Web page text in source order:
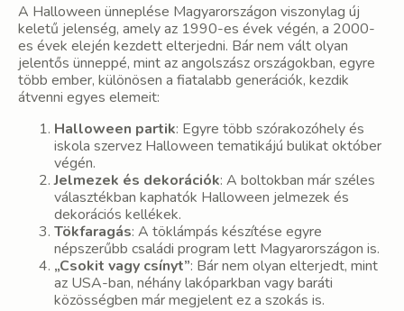
A Halloween ünneplése Magyarországon viszonylag új
keletű jelenség, amely az 1990-es évek végén, a 2000-
es évek elején kezdett elterjedni. Bár nem vált olyan
jelentős ünneppé, mint az angolszász országokban, egyre
több ember, különösen a fiatalabb generációk, kezdik
átvenni egyes elemeit:
Halloween partik: Egyre több szórakozóhely és
iskola szervez Halloween tematikájú bulikat október
végén.
Jelmezek és dekorációk: A boltokban már széles
választékban kaphatók Halloween jelmezek és
dekorációs kellékek.
Tökfaragás: A töklámpás készítése egyre
népszerűbb családi program lett Magyarországon is.
„Csokit vagy csínyt”: Bár nem olyan elterjedt, mint
az USA-ban, néhány lakóparkban vagy baráti
közösségben már megjelent ez a szokás is.